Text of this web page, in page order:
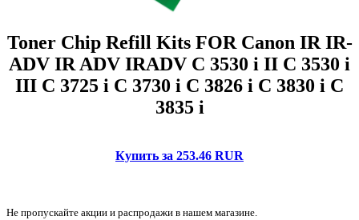
Toner Chip Refill Kits FOR Canon IR IR-
ADV IR ADV IRADV C 3530 i II C 3530 i
III C 3725 i C 3730 i C 3826 i C 3830 i C
3835 i
Купить за 253.46 RUR
Не пропускайте акции и распродажи в нашем магазине.